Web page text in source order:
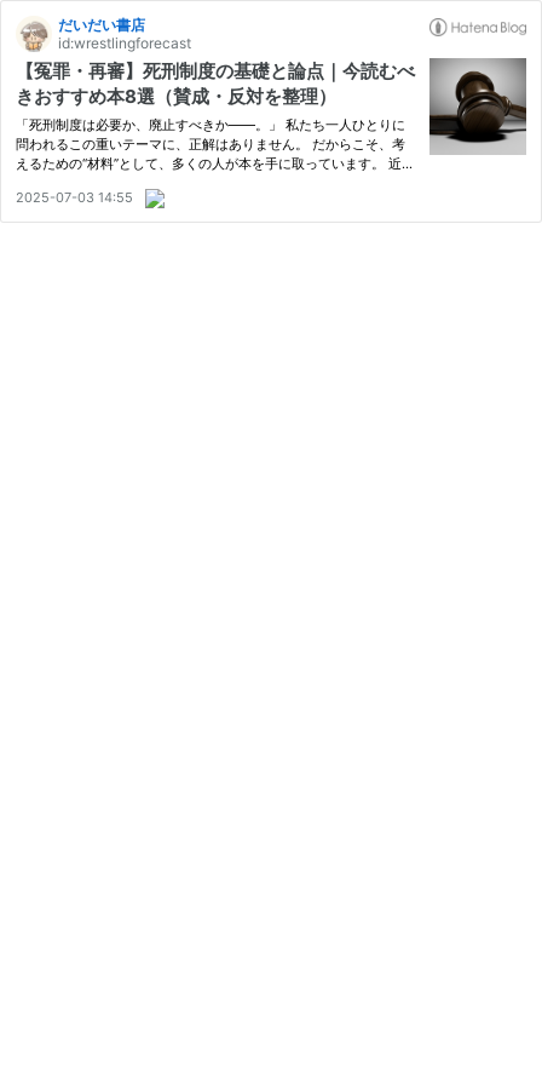
だいだい書店
id:wrestlingforecast
【冤罪・再審】死刑制度の基礎と論点｜今読むべ
きおすすめ本8選（賛成・反対を整理）
「死刑制度は必要か、廃止すべきか――。」 私たち一人ひとりに
問われるこの重いテーマに、正解はありません。 だからこそ、考
えるための“材料”として、多くの人が本を手に取っています。 近
改革といった社会的背景を受けて、死刑をめぐる問題を深く掘り下
げた…
2025-07-03 14:55